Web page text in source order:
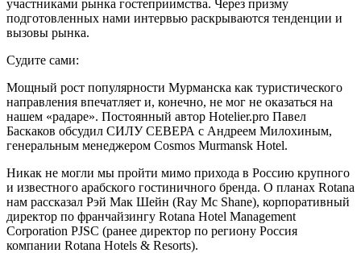
участниками рынка гостеприимства. Через призму
подготовленных нами интервью раскрываются тенденции и
вызовы рынка.
Судите сами:
Мощный рост популярности Мурманска как туристического
направления впечатляет и, конечно, не мог не оказаться на
нашем «радаре». Постоянный автор Hotelier.pro Павел
Баскаков обсудил СИЛУ СЕВЕРА с Андреем Милохиным,
генеральным менеджером Cosmos Murmansk Hotel.
Никак не могли мы пройти мимо прихода в Россию крупного
и известного арабского гостиничного бренда. О планах Rotana
нам рассказал Рэй Мак Шейн (Ray Mc Shane), корпоративный
директор по франчайзингу Rotana Hotel Management
Corporation PJSC (ранее директор по региону Россия
компании Rotana Hotels & Resorts).